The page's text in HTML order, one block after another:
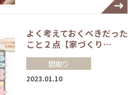
よく考えておくべきだった
こと２点【家づくり…
間取り
2023.01.10